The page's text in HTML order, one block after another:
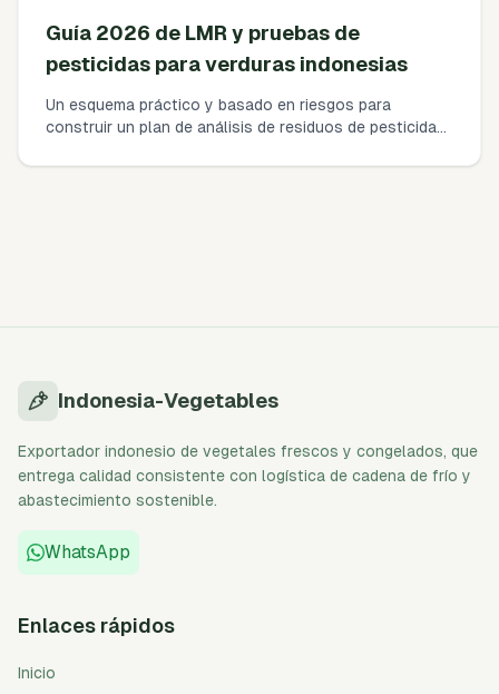
Guía 2026 de LMR y pruebas de
pesticidas para verduras indonesias
Un esquema práctico y basado en riesgos para
construir un plan de análisis de residuos de pesticidas
indonesio. Qué analizar, qué LOQ exigir, cuántas
Indonesia-Vegetables
Exportador indonesio de vegetales frescos y congelados, que
entrega calidad consistente con logística de cadena de frío y
abastecimiento sostenible.
WhatsApp
Enlaces rápidos
Inicio